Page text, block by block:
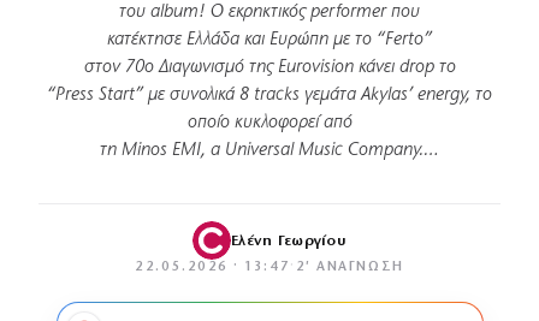
του album! Ο εκρηκτικός performer που
κατέκτησε Ελλάδα και Ευρώπη με το “Ferto”
στον 70ο Διαγωνισμό της Eurovision κάνει drop το
“Press Start” με συνολικά 8 tracks γεμάτα Akylas’ energy, το
οποίο κυκλοφορεί από
τη Minos EMI, a Universal Music Company.…
Ελένη Γεωργίου
22.05.2026 · 13:47 · 2′ ΑΝΆΓΝΩΣΗ